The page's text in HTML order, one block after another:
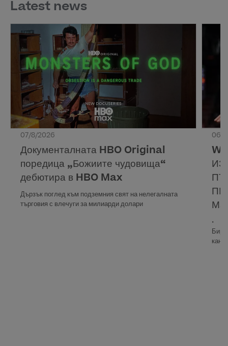
Latest news
07/8/2026
Документалната HBO Original
поредица „Божиите чудовища“
дебютира в HBO Max
Дързък поглед към подземния свят на нелегалната
търговия с влечуги за милиарди долари
06/
•